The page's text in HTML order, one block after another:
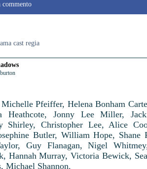
commento
cast regia
Pfeiffer, Helena Bonham
Heathcote, Jonny Lee Miller,
Shirley, Christopher Lee, Alice
Butler, William Hope, Shane
Guy Flanagan, Nigel
Hannah Murray, Victoria Bewick,
Michael Shannon.